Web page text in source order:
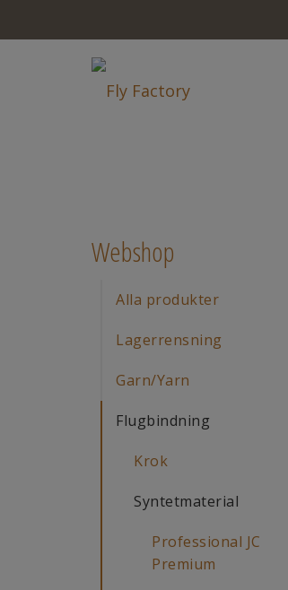
Webshop
Alla produkter
Lagerrensning
Garn/Yarn
Flugbindning
Krok
Syntetmaterial
Professional JC
Premium